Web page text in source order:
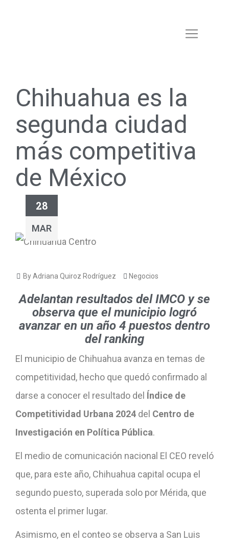
Chihuahua es la
segunda ciudad
más competitiva
de México
28
MAR
By Adriana Quiroz Rodríguez Negocios
Adelantan resultados del IMCO y se
observa que el municipio logró
avanzar en un año 4 puestos dentro
del ranking
El municipio de Chihuahua avanza en temas de
competitividad, hecho que quedó confirmado al
darse a conocer el resultado del Índice de
Competitividad Urbana 2024 del Centro de
Investigación en Política Pública.
El medio de comunicación nacional El CEO reveló
que, para este año, Chihuahua capital ocupa el
segundo puesto, superada solo por Mérida, que
ostenta el primer lugar.
Asimismo, en el conteo se observa a San Luis